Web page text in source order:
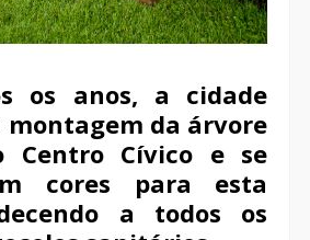
os anos, a cidade
montagem da árvore
Centro Cívico e se
cores para esta
a todos os